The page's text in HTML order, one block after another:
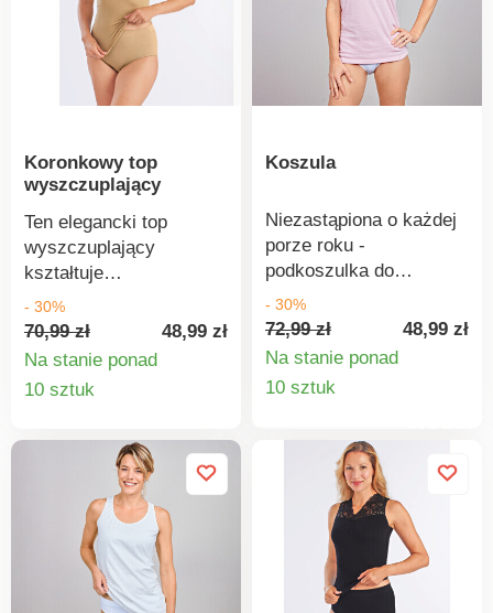
złoty pierścień.
Delikatna gumka w
pachach i pod biustem.
Boczne wstawki z
obwodzie nogawek. Tył
z haftem. Zapięcie na
haftki z tyłu. Zapięcie na
haftki w kroku (2
pozycje do
prać w pralce.
Koronkowy top
wyszczuplający
Ten elegancki top
wyszczuplający
kształtuje
zrównoważoną sylwetkę
i ukrywa to, co
potrzebne. Lekko
marszczony obszar
biustu z szerokimi
ramiączkami
wyczarowuje ładny
dekolt i rozjaśnia
ramiona.
- 30%
70,99 zł
48,99 zł
Na stanie ponad
10 sztuk
Koszula
Niezastąpiona o każdej
porze roku -
podkoszulka do
noszenia również jako
top pod kardigan lub
marynarkę. Wykonana z
nieprzezroczystej
organicznej z
zaokrąglonym dekoltem
i szerokimi ramiączkami
- idealnie zakrywa
biustonosz. Prać w
pralce w temperaturze
30°C. Podczas
- 30%
72,99 zł
48,99 zł
Na stanie ponad
10 sztuk